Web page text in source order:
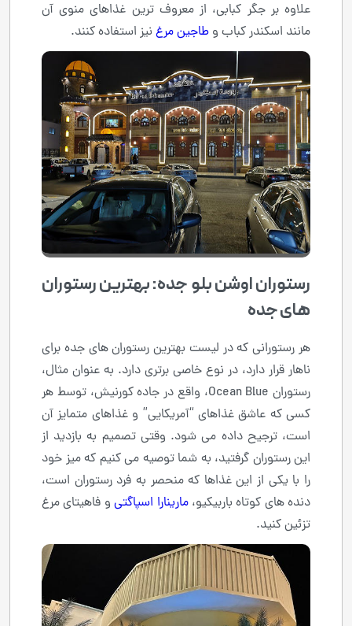
علاوه بر جگر کبابی، از معروف ترین غذاهای منوی آن
مانند اسکندر کباب و طاجین مرغ نیز استفاده کنند.
رستوران اوشن بلو جده: بهترین رستوران
های جده
هر رستورانی که در لیست بهترین رستوران های جده برای
ناهار قرار دارد، در نوع خاصی برتری دارد. به عنوان مثال،
رستوران Ocean Blue، واقع در جاده کورنیش، توسط هر
کسی که عاشق غذاهای “آمریکایی” و غذاهای متمایز آن
است، ترجیح داده می شود. وقتی تصمیم به بازدید از
این رستوران گرفتید، به شما توصیه می کنیم که میز خود
را با یکی از این غذاها که منحصر به فرد رستوران است،
دنده های کوتاه باربیکیو،مارینارا اسپاگتیو فاهیتای مرغ
تزئین کنید.